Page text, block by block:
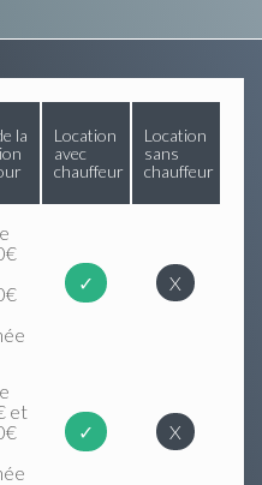
la
Location
avec
chauffeur
Location
sans
chauffeur
✓ X
et
✓ X